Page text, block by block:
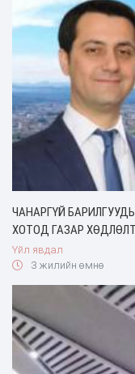
ЧАНАРГҮЙ
ХОТОД ГАЗАР
Үйл явдал
3 жилийн өмнө